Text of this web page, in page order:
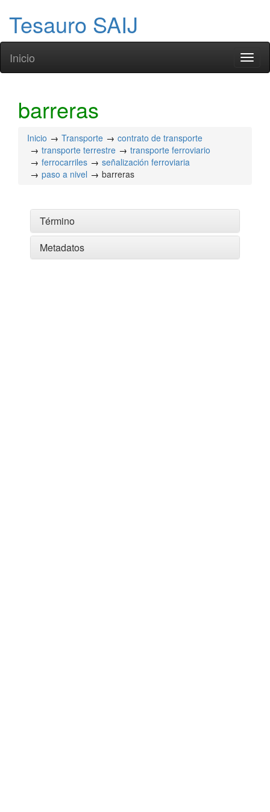
Tesauro SAIJ
Inicio
barreras
Inicio Transporte
contrato de transporte
transporte terrestre
transporte ferroviario
ferrocarriles
señalización ferroviaria
paso a nivel
barreras
Término
Metadatos